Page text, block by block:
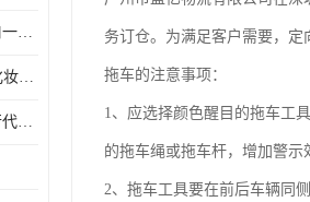
广州申请进出口权|进出口一站式
广州南沙港进口报关行,化妆品进口报关,进口报关行
深圳报关行|盐田港报关行代理报关
务订仓。为满足客户需要，
拖车的注意事项：
1、应选择颜色醒目的拖车工
的拖车绳或拖车杆，增加警示
2、拖车工具要在前后车辆同